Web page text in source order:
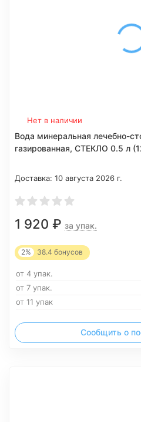
Нет в наличии
Вода минеральная лечебно-
газированная, СТЕКЛО 0.5 л
Доставка: 10 августа 2026 г.
1 920 ₽ за упак.
2% 38.4 бонусов
от 4 упак.
от 7 упак.
от 11 упак
Сообщить о